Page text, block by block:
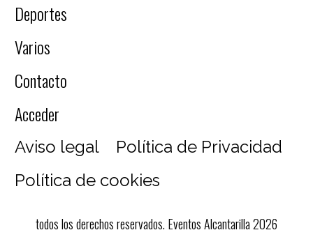
Deportes
Varios
Contacto
Acceder
Aviso legal
Política de Privacidad
Política de cookies
todos los derechos reservados. Eventos Alcantarilla 2026